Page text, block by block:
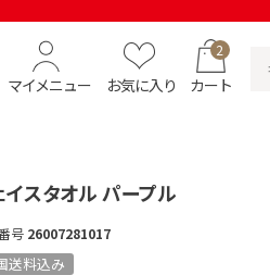
マイメニュー お気に入り
2
カート
イスタオル パープル
号 26007281017
送料込み